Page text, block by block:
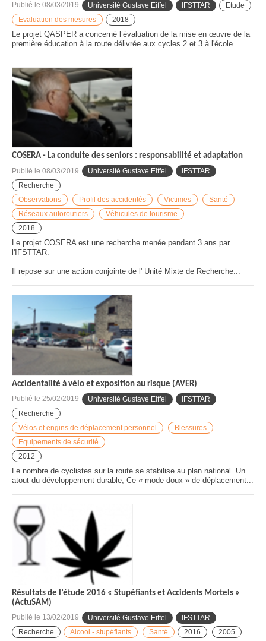
Publié le 08/03/2019 Université Gustave Eiffel IFSTTAR
Etude
Evaluation des mesures
2018
Le projet QASPER a concerné l’évaluation de la mise en œuvre de la
première éducation à la route délivrée aux cycles 2 et 3 à l'école...
COSERA - La conduite des seniors : responsabilité et adaptation
Publié le 08/03/2019 Université Gustave Eiffel
IFSTTAR
Recherche
Observations
Profil des accidentés Victimes
Santé
Réseaux autoroutiers
Véhicules de tourisme
2018
Le projet COSERA est une recherche menée pendant 3 ans par
l'IFSTTAR.
Il repose sur une action conjointe de l' Unité Mixte de Recherche...
Accidentalité à vélo et exposition au risque (AVER)
Publié le 25/02/2019 Université Gustave Eiffel
IFSTTAR
Recherche
Vélos et engins de déplacement personnel
Blessures
Equipements de sécurité
2012
Le nombre de cyclistes sur la route se stabilise au plan national. Un
atout du développement durable, Ce « mode doux » de déplacement...
Résultats de l’étude 2016 « Stupéfiants et Accidents Mortels »
(ActuSAM)
Publié le 13/02/2019 Université Gustave Eiffel
IFSTTAR
Recherche
Alcool - stupéfiants Santé 2016 2005